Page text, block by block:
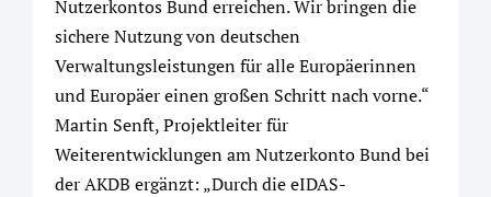
Nutzerkontos Bund erreichen. Wir bringen die
sichere Nutzung von deutschen
Verwaltungsleistungen für alle Europäerinnen
und Europäer einen großen Schritt nach vorne.“
Martin Senft, Projektleiter für
Weiterentwicklungen am Nutzerkonto Bund bei
der AKDB ergänzt: „Durch die eIDAS-